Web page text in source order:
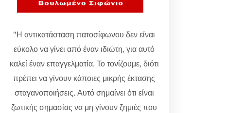
"Η αντικατάσταση πατοσίφωνου δεν είναι
εύκολο να γίνει από έναν ιδιώτη, για αυτό
καλεί έναν επαγγελματία. Το τονίζουμε, διότι
πρέπει να γίνουν κάποιες μικρής έκτασης
σταγανοποιήσεις. Αυτό σημαίνει ότι είναι
ζωτικής σημασίας να μη γίνουν ζημιές που